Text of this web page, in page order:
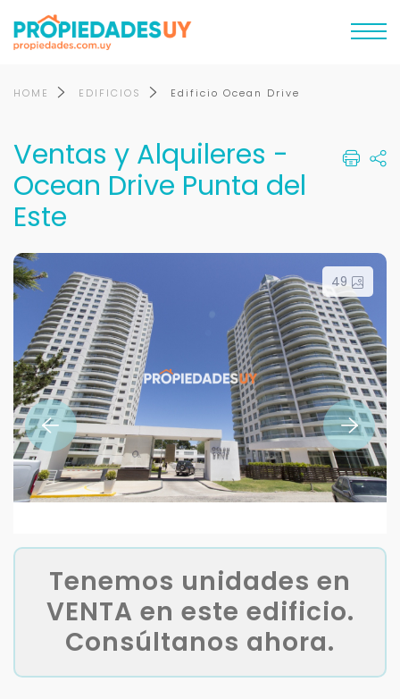
HOME EDIFICIOS Edificio Ocean Drive
Ventas y Alquileres -
Ocean Drive Punta del
Este
49
Tenemos unidades en
VENTA en este edificio.
Consúltanos ahora.